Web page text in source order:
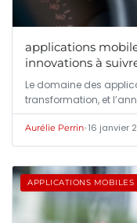
applications
innovations à
Le domaine des
transformation, et
Aurélie Perrin•16 janvier
APPLICATIONS MOBILES